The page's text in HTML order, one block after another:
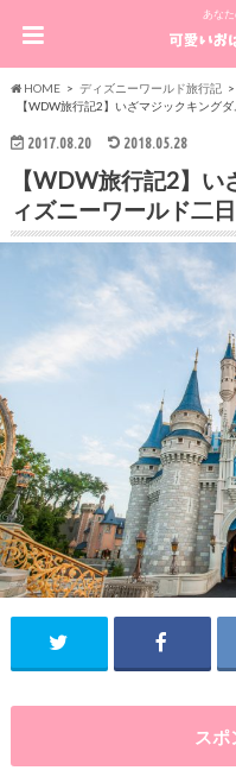
あなた
HOME
ディズニーワールド旅行記
【WDW旅行記2】いざマジックキング
2017.08.20 2018.05.28
【WDW旅行記2】
ィズニーワールド二
スポ